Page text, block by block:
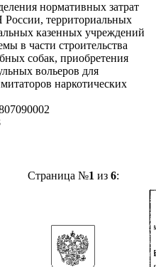
нормативных затрат
территориальных
казенных учреждений
в части строительства
собак, приобретения
вольеров для
наркотических
Страница №1 из 6: